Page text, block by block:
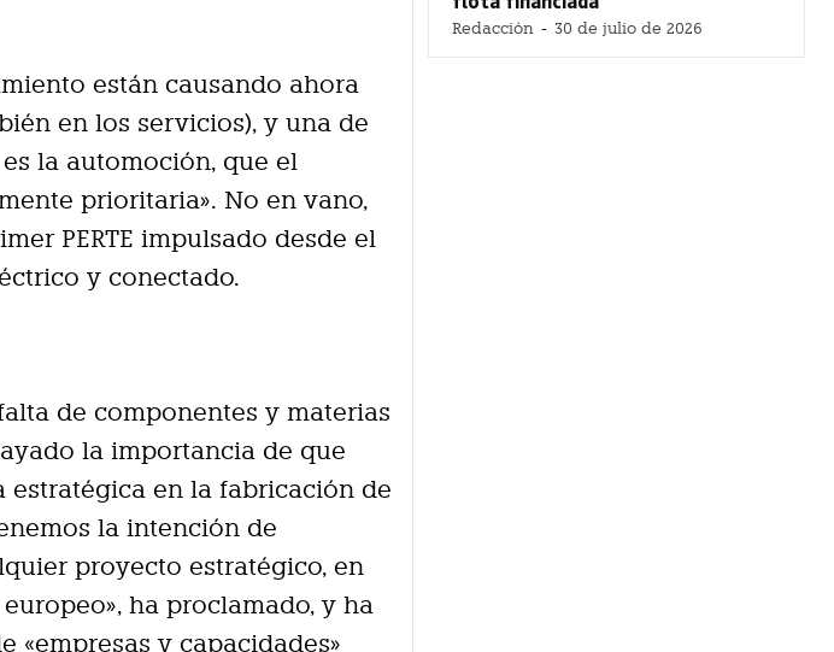
están causando ahora
en los servicios), y una de
la automoción, que el
prioritaria». No en vano,
PERTE impulsado desde el
y conectado.
de componentes y materias
la importancia de que
estratégica en la fabricación de
la intención de
proyecto estratégico, en
ha proclamado, y ha
«empresas y capacidades»
Redacción - 30 de julio de 2026